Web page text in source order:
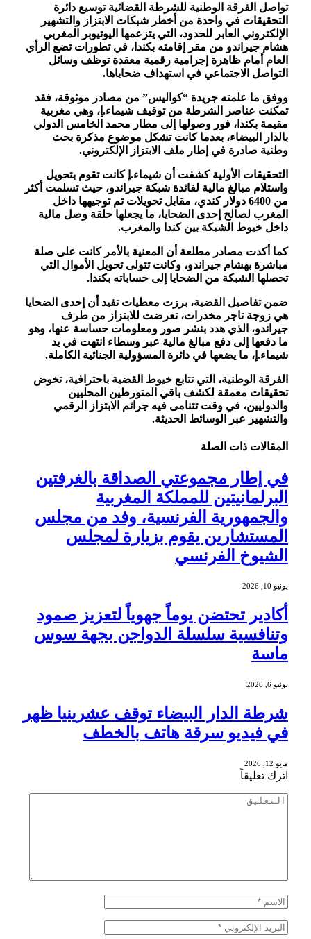
تواصل الفرقة الوطنية للشرطة القضائية توسيع دائرة
التحقيقات في واحدة من أخطر شبكات الابتزاز والتشهير
الإلكتروني العابر للحدود، التي يتزعمها اليوتيوبر المغربي
هشام جيراندو من مقر إقامته بكندا، في تطورات تضع الرأي
العام أمام ظاهرة إجرامية رقمية معقدة توظف وسائل
التواصل الاجتماعي في استهداف ضحاياها.
ووفق ما علمته جريدة “كواليس” من مصادر موثوقة، فقد
تمكنت عناصر الشرطة من توقيف شيماء.إ، وهي مغربية
مقيمة بكندا، فور وصولها إلى مطار محمد الخامس الدولي
بالدار البيضاء، بعدما كانت تشكل موضوع مذكرة بحث
وطنية صادرة في إطار ملف الابتزاز الإلكتروني.
التحقيقات الأولية كشفت أن شيماء.إ كانت تقوم بتحويل
واستلام مبالغ مالية لفائدة شبكة جيراندو، حيث تسلمت أكثر
من 6400 دولار كندي، مقابل تحويلات تم توجيهها داخل
المغرب لصالح إحدى الضحايا، ما يجعلها حلقة وصل مالية
داخل خيوط الشبكة بين كندا والمغرب.
كما أكدت مصادر مطلعة أن المعنية بالأمر كانت على صلة
مباشرة بهشام جيراندو، وكانت تتولى تحويل الأموال التي
تحصلها الشبكة من الضحايا إلى حساباته بكندا.
ضمن تفاصيل القضية، برزت معطيات تفيد أن إحدى الضحايا
هي زوجة تاجر مخدرات، تعرضت للابتزاز من طرف
جيراندو، الذي هدد بنشر صور ومعلومات حساسة عنها، وهو
ما دفعها إلى دفع مبالغ مالية عبر وسطاء انتهت في يد
شيماء.إ، ما يضعها في دائرة المسؤولية الجنائية الكاملة.
الفرقة الوطنية، التي تتابع خيوط القضية باحترافية، تخوض
تحقيقات معمقة لكشف باقي المتورطين المحليين
والدوليين، في وقت تتنامى فيه جرائم الابتزاز الرقمي
والتشهير عبر الوسائط الحديثة.
المقالاتذات الصلة
في إطار مجموعتي الصداقة بالغرفتين
البرلمانيتين للمملكة المغربية
والجمهورية الفرنسية، وفد من مجلس
المستشارين يقوم بزيارة لمجلس
الشيوخ الفرنسي
يونيو 10, 2026
أكادير تحتضن يوماً جهوياً لتعزيز صمود
وتنافسية سلسلة الدواجن بجهة سوس
ماسة
يونيو 6, 2026
شرطة الدار البيضاء توقف عشرينيا ظهر
في فيديو سرقة هاتف بالخطف
مايو 12, 2026
اترك تعليقاً